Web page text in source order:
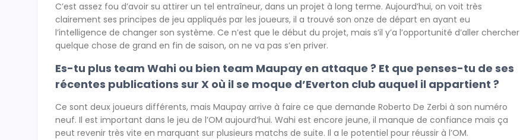
C’est assez fou d’avoir su attirer un tel entraîneur, dans un projet à long terme. Aujourd’hui, on voit très
clairement ses principes de jeu appliqués par les joueurs, il a trouvé son onze de départ en ayant eu
l’intelligence de changer son système. Ce n’est que le début du projet, mais s’il y’a l’opportunité d’aller chercher
quelque chose de grand en fin de saison, on ne va pas s’en priver.
Es-tu plus team Wahi ou bien team Maupay en attaque ? Et que penses-tu de ses
récentes publications sur X où il se moque d’Everton club auquel il appartient ?
Ce sont deux joueurs différents, mais Maupay arrive à faire ce que demande Roberto De Zerbi à son numéro
neuf. Il est important dans le jeu de l’OM aujourd’hui. Wahi est encore jeune, il manque de confiance mais ça
peut revenir très vite en marquant sur plusieurs matchs de suite. Il a le potentiel pour réussir à l’OM.